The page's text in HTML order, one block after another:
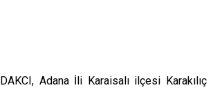
Adana İli Karaisalı ilçesi Karakılıç